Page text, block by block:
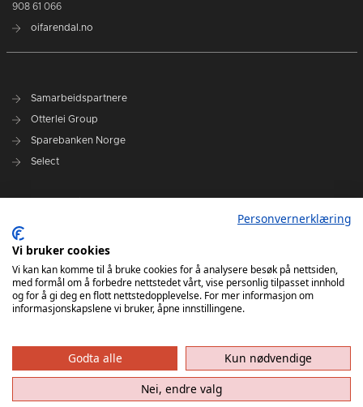
908 61 066
oifarendal.no
Samarbeidspartnere
Otterlei Group
Sparebanken Norge
Select
Spillerstall
Administrasjon
Styret
Personvernerklæring
Vi bruker cookies
Vi kan kan komme til å bruke cookies for å analysere besøk på nettsiden,
med formål om å forbedre nettstedet vårt, vise personlig tilpasset innhold
og for å gi deg en flott nettstedopplevelse. For mer informasjon om
informasjonskapslene vi bruker, åpne innstillingene.
Godta alle
Kun nødvendige
Nei, endre valg